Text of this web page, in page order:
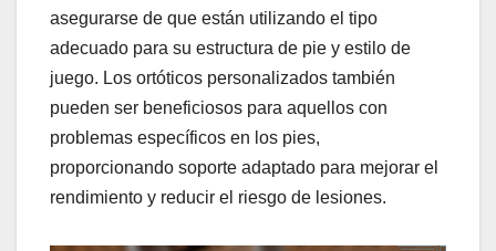
asegurarse de que están utilizando el tipo
adecuado para su estructura de pie y estilo de
juego. Los ortóticos personalizados también
pueden ser beneficiosos para aquellos con
problemas específicos en los pies,
proporcionando soporte adaptado para mejorar el
rendimiento y reducir el riesgo de lesiones.